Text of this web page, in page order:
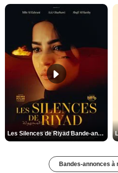
Les Silences de Riyad Bande-annonce VO STFR
Bandes-annonces à